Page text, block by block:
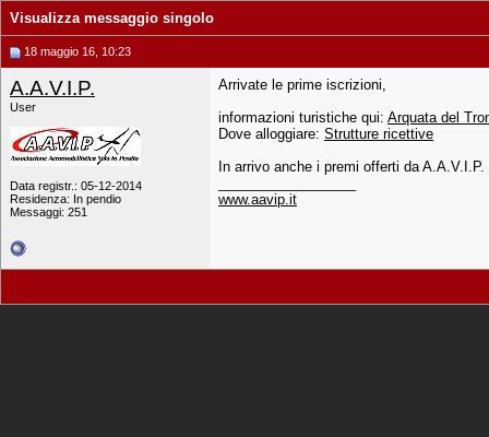
Visualizza messaggio singolo
18 maggio 16, 10:23
A.A.V.I.P.
User
Data registr.: 05-12-2014
Residenza: In pendio
Messaggi: 251
Arrivate le prime iscrizioni,
informazioni turistiche qui: Arquata del
Dove alloggiare: Strutture ricettive
In arrivo anche i premi offerti da
www.aavip.it